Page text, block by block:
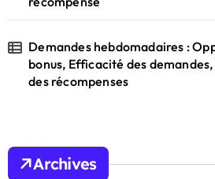
Demandes hebdomadaires :
bonus, Efficacité des
des récompenses
Archives